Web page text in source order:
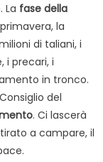
La fase della
la
di taliani, i
i precari, i
in tronco.
del
. Ci lascerà
a campare, il